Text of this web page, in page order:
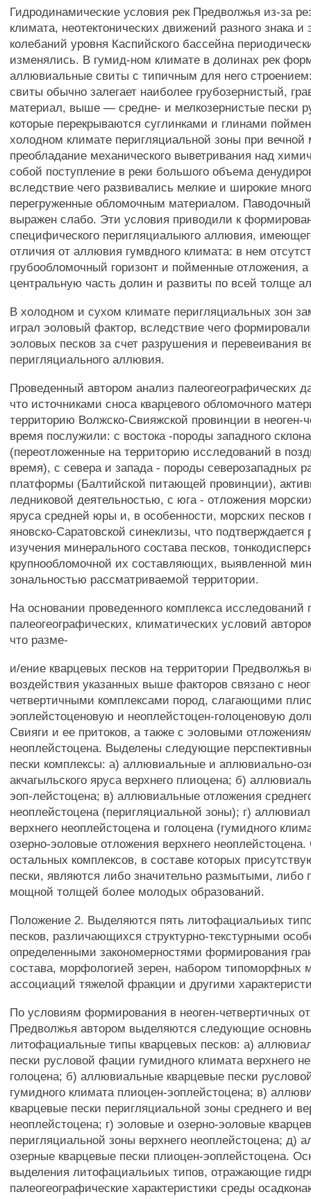
Гидродинамические условия рек Предволжья из-за
климата, неотектонических движений разного знака и
колебаний уровня Каспийского бассейна
изменялись. В гумид-ном климате в долинах рек
аллювиальные свиты с типичным для него
свиты обычно залегает наиболее грубозернистый,
материал, выше — средне- и мелкозернистые пески
которые перекрываются суглинками и глинами
холодном климате перигляциальной зоны при вечной
преобладание механического выветривания над
собой поступление в реки большого объема
вследствие чего развивались мелкие и широкие
перегруженные обломочным материалом.
выражен слабо. Эти условия приводили к
специфического перигляциалыюго аллювия,
отличия от аллювия гумвдного климата: в нем
грубообломочный горизонт и пойменные отложения, а
центральную часть долин и развиты по всей толще
В холодном и сухом климате перигляциальных зон
играл эоловый фактор, вследствие чего
эоловых песков за счет разрушения и перевеивания
перигляциального аллювия.
Проведенный автором анализ палеогеографических
что источниками сноса кварцевого обломочного
территорию Волжско-Свияжской провинции в неоген-
время послужили: с востока -породы западного
(переотложенные на территорию исследований в
время), с севера и запада - породы северозападных
платформы (Балтийской питающей провинции),
ледниковой деятельностью, с юга - отложения
яруса средней юры и, в особенности, морских песков
яновско-Саратовской синеклизы, что подтверждается
изучения минерального состава песков,
крупнообломочной их составляющих, выявленной
зональностью рассматриваемой территории.
На основании проведенного комплекса исследований
палеогеографических, климатических условий
что разме-
и/ение кварцевых песков на территории Предволжья
воздействия указанных выше факторов связано с
четвертичными комплексами пород, слагающими
эоплейстоценовую и неоплейстоцен-голоценовую
Свияги и ее притоков, а также с эоловыми
неоплейстоцена. Выделены следующие
пески комплексы: а) аллювиальные и аплювиально-
акчагыльского яруса верхнего плиоцена; б)
эоп-лейстоцена; в) аллювиальные отложения
неоплейстоцена (перигляциальной зоны); г)
верхнего неоплейстоцена и голоцена (гумидного
озерно-эоловые отложения верхнего
остальных комплексов, в составе которых
пески, являются либо значительно размытыми, либо
мощной толщей более молодых образований.
Положение 2. Выделяются пять литофациальиых
песков, различающихся структурно-текстурными
определенными закономерностями формирования
состава, морфологией зерен, набором типоморфных
ассоциаций тяжелой фракции и другими
По условиям формирования в неоген-четвертичных
Предволжья автором выделяются следующие
литофациальные типы кварцевых песков: а)
пески русловой фации гумидного климата верхнего
голоцена; б) аллювиальные кварцевые пески
гумидного климата плиоцен-эоплейстоцена; в)
кварцевые пески перигляциальной зоны среднего и
неоплейстоцена; г) эоловые и озерно-эоловые
перигляциальной зоны верхнего неоплейстоцена; д)
озерные кварцевые пески плиоцен-эоплейстоцена.
выделения литофациальиых типов, отражающие
палеогеографические характеристики среды